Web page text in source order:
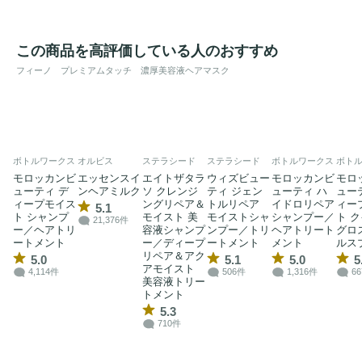
この商品を高評価している人のおすすめ
フィーノ プレミアムタッチ 濃厚美容液ヘアマスク
ボトルワークス
モロッカンビ
ューティ デ
ィープモイス
ト シャンプ
ー／ヘアトリ
ートメント
5.0
4,114件
オルビス
エッセンスイ
ンヘアミルク
5.1
21,376件
ステラシード
エイトザタラ
ソ クレンジ
ングリペア＆
モイスト 美
容液シャンプ
ー／ディープ
リペア＆アク
アモイスト
美容液トリー
トメント
5.3
710件
ステラシード
ウィズビュー
ティ ジェン
トルリペア
モイストシャ
ンプー／トリ
ートメント
5.1
506件
ボトルワークス
モロッカンビ
ューティ ハ
イドロリペア
シャンプー／
ヘアトリート
メント
5.0
1,316件
ボト
モロ
ュー
ィー
ト
グロ
ルス